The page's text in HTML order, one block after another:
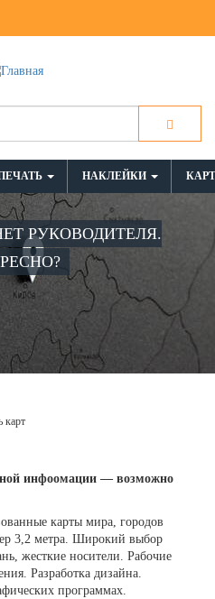
НАКЛЕЙКИ
РУКОВОДИТЕЛЯ.
карт
инфоомации — возможно
карты мира, городов
3,2 метра. Широкий выбор
жесткие носители. Рабочие
Разработка дизайна.
программах.